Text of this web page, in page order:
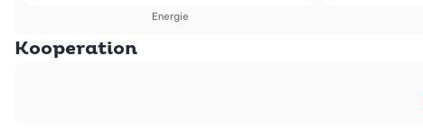
Energie
Kooperation